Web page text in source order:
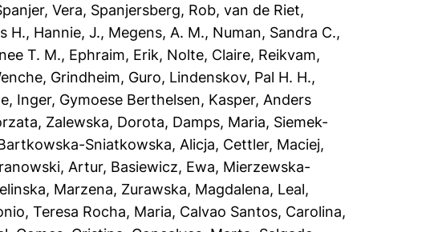
Vera, Spanjersberg, Rob,van de Riet,
H., Hannie, J., Megens, A. M., Numan, Sandra C.,
T. M., Ephraim, Erik, Nolte, Claire, Reikvam,
, Grindheim, Guro, Lindenskov, Pal H. H.,
Inger, Gymoese Berthelsen, Kasper, Anders
, Zalewska, Dorota, Damps, Maria, Siemek-
Sniatkowska, Alicja, Cettler, Maciej,
Artur, Basiewicz, Ewa, Mierzewska-
Marzena, Zurawska, Magdalena, Leal,
,Teresa Rocha, Maria, Calvao Santos, Carolina,